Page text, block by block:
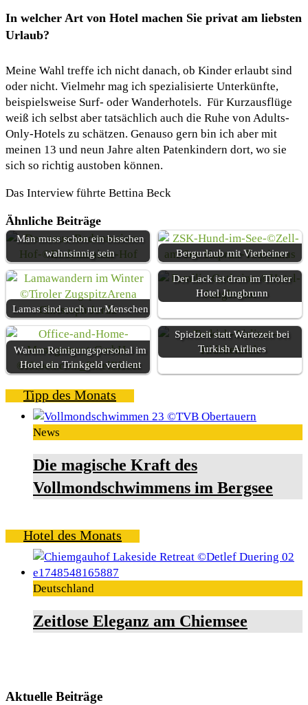
In welcher Art von Hotel machen Sie privat am liebsten
Urlaub?
Meine Wahl treffe ich nicht danach, ob Kinder erlaubt sind
oder nicht. Vielmehr mag ich spezialisierte Unterkünfte,
beispielsweise Surf- oder Wanderhotels. Für Kurzausflüge
weiß ich selbst aber tatsächlich auch die Ruhe von Adults-
Only-Hotels zu schätzen. Genauso gern bin ich aber mit
meinen 13 und neun Jahre alten Patenkindern dort, wo sie
sich so richtig austoben können.
Das Interview führte Bettina Beck
Ähnliche Beiträge
Man muss schon ein bisschen
wahnsinnig sein
Bergurlaub mit Vierbeiner
Lamas sind auch nur Menschen
Der Lack ist dran im Tiroler
Hotel Jungbrunn
Warum Reinigungspersonal im
Hotel ein Trinkgeld verdient
Spielzeit statt Wartezeit bei
Turkish Airlines
Tipp des Monats
News
Die magische Kraft des
Vollmondschwimmens im Bergsee
Hotel des Monats
Deutschland
Zeitlose Eleganz am Chiemsee
Aktuelle Beiträge